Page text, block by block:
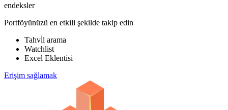
endeksler
Portföyünüzü en etkili şekilde takip edin
Tahvi̇l arama
Watchlist
Excel Eklentisi
Erişim sağlamak